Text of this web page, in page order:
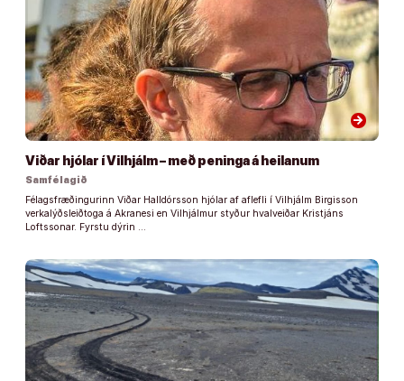
arrow_forward
Viðar hjólar í Vilhjálm – með peninga á heilanum
Samfélagið
Félagsfræðingurinn Viðar Halldórsson hjólar af aflefli í Vilhjálm Birgisson
verkalýðsleiðtoga á Akranesi en Vilhjálmur styður hvalveiðar Kristjáns
Loftssonar. Fyrstu dýrin …